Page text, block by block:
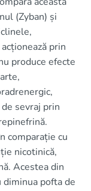
(Zyban) și
prin
produce efecte
sevraj prin
comparație cu
nicotinică,
Acestea din
pofta de